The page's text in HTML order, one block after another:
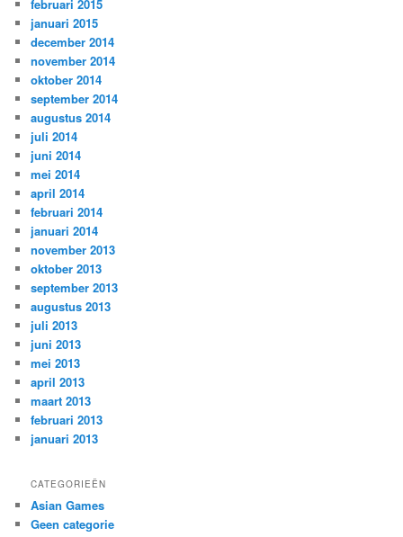
februari 2015
januari 2015
december 2014
november 2014
oktober 2014
september 2014
augustus 2014
juli 2014
juni 2014
mei 2014
april 2014
februari 2014
januari 2014
november 2013
oktober 2013
september 2013
augustus 2013
juli 2013
juni 2013
mei 2013
april 2013
maart 2013
februari 2013
januari 2013
CATEGORIEËN
Asian Games
Geen categorie